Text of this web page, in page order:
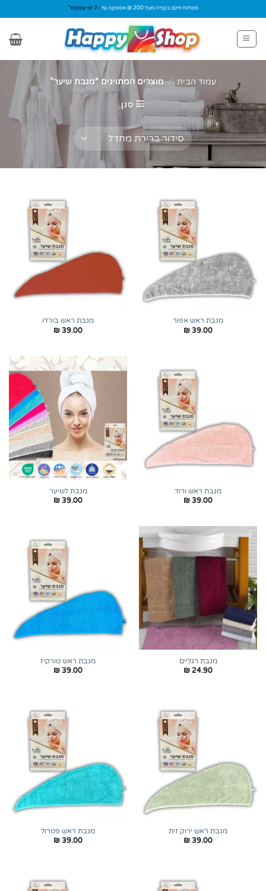
to
content
משלוח חינם בקנייה מעל 200 ₪ אספקה עד -7 ימי עסקים*
עמוד הבית / מוצרים המתויגים “מגבת שיער”
סנן
מגבת ראש אפור
₪ 39.00
מגבת ראש בורדו
₪ 39.00
מגבת ראש ורוד
₪ 39.00
מגבת לשיער
₪ 39.00
מגבת רגליים
₪ 24.90
מגבת ראש טורקיז
₪ 39.00
מגבת ראש ירוק זית
₪ 39.00
מגבת ראש פטרול
₪ 39.00